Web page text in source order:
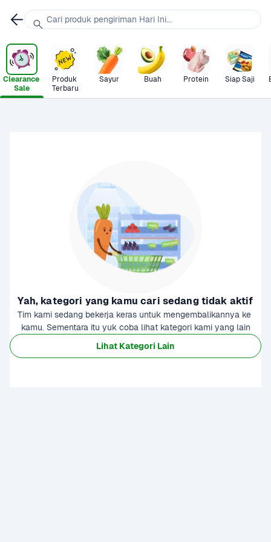
Clearance
Sale
Produk
Terbaru
Sayur Buah Protein Siap Saji
Yah, kategori yang kamu cari sedang tidak aktif
Tim kami sedang bekerja keras untuk mengembalikannya ke
kamu. Sementara itu yuk coba lihat kategori kami yang lain
Lihat Kategori Lain
Cari produk pengiriman Hari Ini...